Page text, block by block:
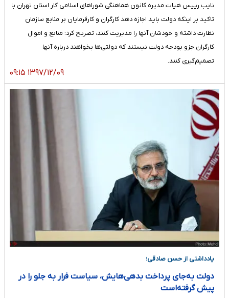
نایب رییس هیات مدیره کانون هماهنگی شوراهای اسلامی کار استان تهران با
تاکید بر اینکه دولت باید اجازه دهد کارگران و کارفرمایان بر منابع سازمان
نظارت داشته و خودشان آنها را مدیریت کنند، تصریح کرد: منابع و اموال
کارگران جزو بودجه دولت نیستند که دولتی‌ها بخواهند درباره آنها
تصمیم‌گیری کنند.
۱۳۹۷/۱۲/۰۹ ۰۹:۱۵
یادداشتی از حسن صادقی؛
دولت به‌جای پرداخت بدهی‌هایش، سیاست فرار به جلو را در
پیش گرفته‌است